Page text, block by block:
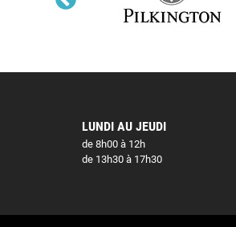
LUNDI AU JEUDI
de 8h00 à 12h
de 13h30 à 17h30